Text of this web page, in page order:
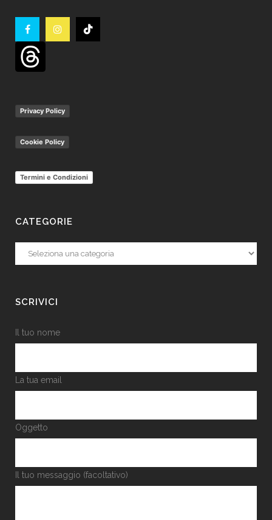
Privacy Policy
Cookie Policy
Termini e Condizioni
CATEGORIE
Categorie
SCRIVICI
Il tuo nome
La tua email
Oggetto
Il tuo messaggio (facoltativo)